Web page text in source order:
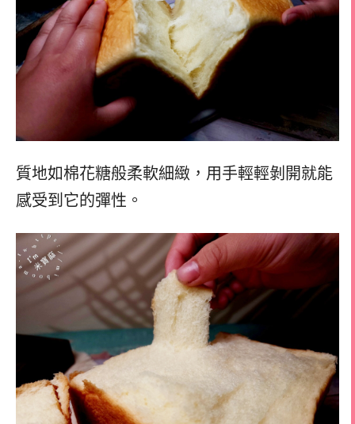
質地如棉花糖般柔軟細緻，用手輕輕剝開就能
感受到它的彈性。